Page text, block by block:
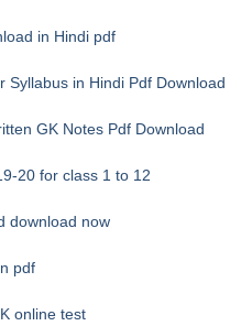
Syllabus Download in Hindi pdf
Syllabus in Hindi Pdf Download
GK Notes Pdf Download
20 for class 1 to 12
download now
pdf
online test